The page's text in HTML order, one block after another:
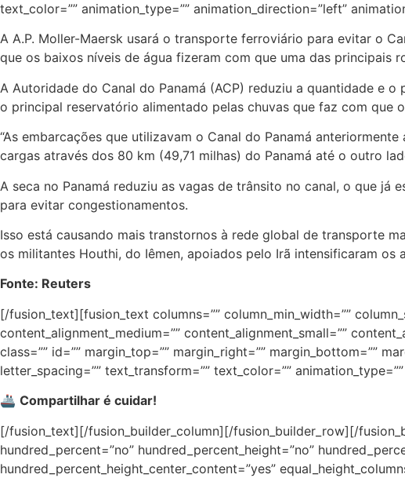
text_color=”” animation_type=”” animation_direction=”left”
A A.P. Moller-Maersk usará o transporte ferroviário para evitar o
que os baixos níveis de água fizeram com que uma das principais
A Autoridade do Canal do Panamá (ACP) reduziu a quantidade e
o principal reservatório alimentado pelas chuvas que faz com que
“As embarcações que utilizavam o Canal do Panamá
cargas através dos 80 km (49,71 milhas) do Panamá até o outro
A seca no Panamá reduziu as vagas de trânsito no canal, o que
para evitar congestionamentos.
Isso está causando mais transtornos à rede global de transporte
os militantes Houthi, do Iêmen, apoiados pelo Irã intensificaram os
Fonte: Reuters
[/fusion_text][fusion_text columns=”” column_min_width=””
content_alignment_medium=”” content_alignment_small=””
class=”” id=”” margin_top=”” margin_right=”” margin_bottom=””
letter_spacing=”” text_transform=”” text_color=””
🚢 Compartilhar é cuidar!
[/fusion_text][/fusion_builder_column][/fusion_builder_row][/
hundred_percent=”no” hundred_percent_height=”no”
hundred_percent_height_center_content=”yes”